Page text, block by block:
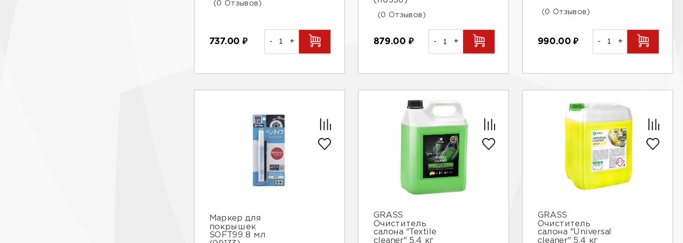
(0 Отзывов)
737.00 ₽ - +
(0 Отзывов)
879.00 ₽ - +
(0 Отзывов)
990.00₽ - +
Маркер для
покрышек
SOFT99 8 мл
GRASS
Очиститель
салона "Textile
cleaner" 5.4 кг
GRASS
Очиститель
салона "Universal
сleaner" 5.4 кг